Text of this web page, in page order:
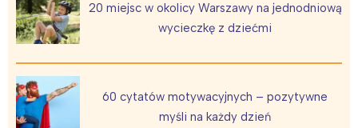
20 miejsc w okolicy Warszawy na jednodniową
wycieczkę z dziećmi
60 cytatów motywacyjnych – pozytywne
myśli na każdy dzień